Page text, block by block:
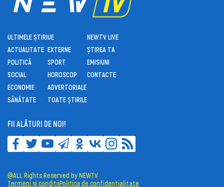
ULTIMELE ȘTIRI
ACTUALITATE
POLITICĂ
SOCIAL
ECONOMIE
SĂNĂTATE
UE
EXTERNE
SPORT
HOROSCOP
ADVERTORIALE
TOATE ȘTIRILE
NEWTV LIVE
ȘTIREA TA
EMISIUNI
CONTACTE
FII ALĂTURI DE NOI!
@ALL Rights Reserved by NEWTV
Termeni și condițiiPolitica de confidențialitate